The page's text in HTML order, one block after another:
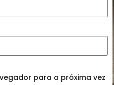
para a próxima vez